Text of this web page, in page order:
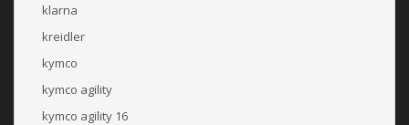
klarna
kreidler
kymco
kymco agility
kymco agility 16